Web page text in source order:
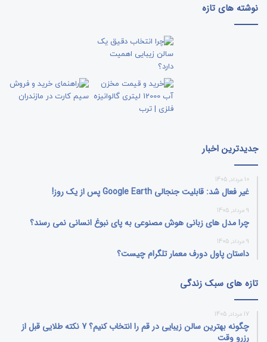
نوشته های تازه
جدیدترین اخبار
10 مرداد, 1405
غیر فعال شد: قابلیت جنجالی Google Earth پس از یک روز!
9 مرداد, 1405
چرا مدل‌ های زبانی هوش مصنوعی به پای نبوغ انسانی نمی‌ رسند؟
9 مرداد, 1405
داستان پاول دورف معمار تلگرام چیست؟
تازه های سبک زندگی
17 مرداد, 1405
چگونه بهترین سالن زیبایی در قم را انتخاب کنیم؟ 7 نکته طلایی قبل از
رزرو وقت